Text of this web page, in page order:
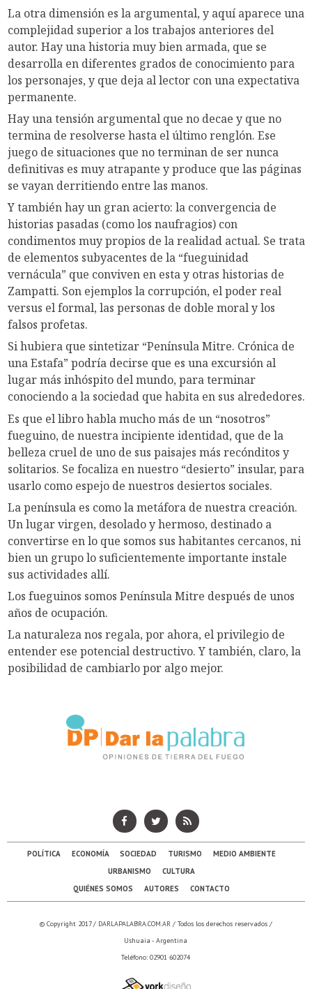
La otra dimensión es la argumental, y aquí aparece una
complejidad superior a los trabajos anteriores del
autor. Hay una historia muy bien armada, que se
desarrolla en diferentes grados de conocimiento para
los personajes, y que deja al lector con una expectativa
permanente.
Hay una tensión argumental que no decae y que no
termina de resolverse hasta el último renglón. Ese
juego de situaciones que no terminan de ser nunca
definitivas es muy atrapante y produce que las páginas
se vayan derritiendo entre las manos.
Y también hay un gran acierto: la convergencia de
historias pasadas (como los naufragios) con
condimentos muy propios de la realidad actual. Se trata
de elementos subyacentes de la “fueguinidad
vernácula” que conviven en esta y otras historias de
Zampatti. Son ejemplos la corrupción, el poder real
versus el formal, las personas de doble moral y los
falsos profetas.
Si hubiera que sintetizar “Península Mitre. Crónica de
una Estafa” podría decirse que es una excursión al
lugar más inhóspito del mundo, para terminar
conociendo a la sociedad que habita en sus alrededores.
Es que el libro habla mucho más de un “nosotros”
fueguino, de nuestra incipiente identidad, que de la
belleza cruel de uno de sus paisajes más recónditos y
solitarios. Se focaliza en nuestro “desierto” insular, para
usarlo como espejo de nuestros desiertos sociales.
La península es como la metáfora de nuestra creación.
Un lugar virgen, desolado y hermoso, destinado a
convertirse en lo que somos sus habitantes cercanos, ni
bien un grupo lo suficientemente importante instale
sus actividades allí.
Los fueguinos somos Península Mitre después de unos
años de ocupación.
La naturaleza nos regala, por ahora, el privilegio de
entender ese potencial destructivo. Y también, claro, la
posibilidad de cambiarlo por algo mejor.
POLÍTICA ECONOMÍA SOCIEDAD TURISMO
MEDIO AMBIENTE
URBANISMO
CULTURA
QUIÉNES SOMOS
AUTORES CONTACTO
© Copyright 2017 / DARLAPALABRA.COM.AR/ Todos los derechos reservados /
Ushuaia - Argentina
Teléfono: 02901 602074